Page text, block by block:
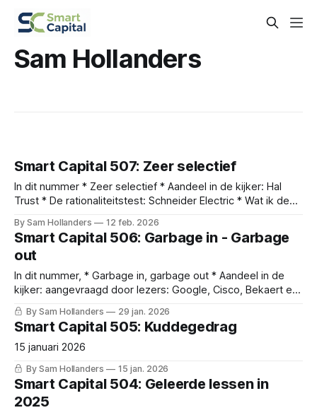
Sam Hollanders
Smart Capital 507: Zeer selectief
In dit nummer * Zeer selectief * Aandeel in de kijker: Hal
Trust * De rationaliteitstest: Schneider Electric * Wat ik de
Verdubbel Portefeuille update Zeer selectief Vorige week
was ik aanwezig op ValueX Klosters, het jaarlijkse
evenement georganiseerd door de bekende belegger Guy
Spier. Voor mij
By Sam Hollanders 12 feb. 2026
Smart Capital 506: Garbage in - Garbage
out
In dit nummer, * Garbage in, garbage out * Aandeel in de
kijker: aangevraagd door lezers: Google, Cisco, Bekaert en
Floridienne * De rationaliteitstest: Constellation Software *
Wat ik de afgelopen weken las * Nieuws van onze bedrijven
* Verdubbel Portefeuille update Garbage in, Garbage out
Het is nooit saai op de beurs. Nadat beleggers eerst
By Sam Hollanders 29 jan. 2026
Smart Capital 505: Kuddegedrag
15 januari 2026
By Sam Hollanders 15 jan. 2026
Smart Capital 504: Geleerde lessen in
2025